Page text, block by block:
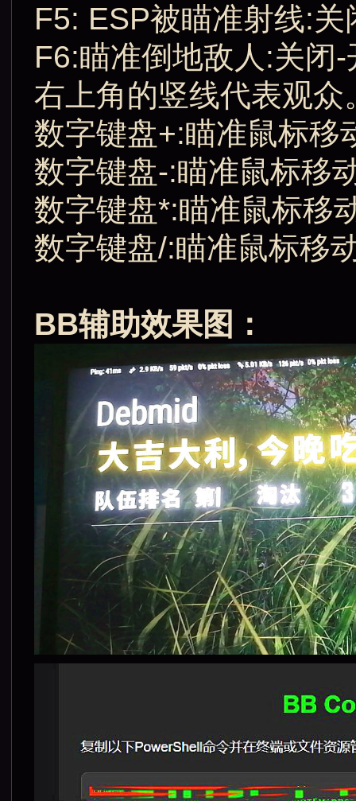
F5: ESP被瞄准射线:
F6:瞄准倒地敌人:关闭
右上角的竖线代表观
数字键盘+:瞄准鼠标移
数字键盘-:瞄准鼠标移
数字键盘*:瞄准鼠标移
数字键盘/:瞄准鼠标移
BB辅助效果图：